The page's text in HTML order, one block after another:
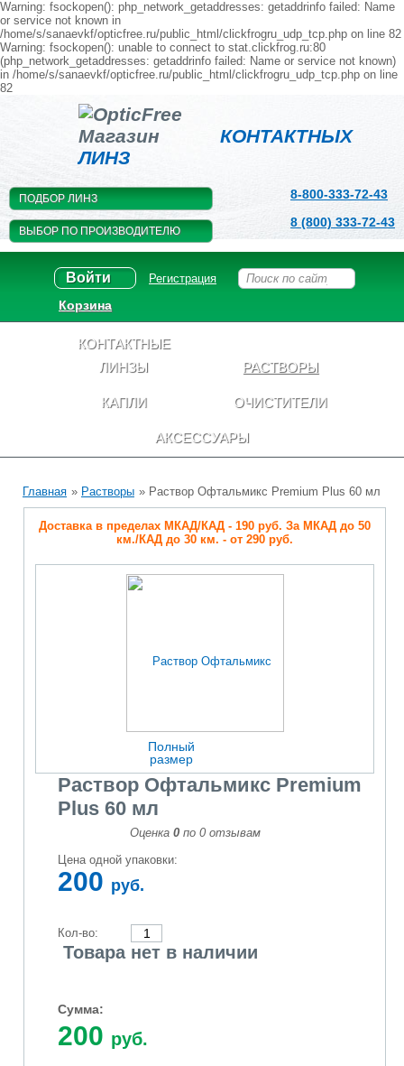
Warning: fsockopen(): php_network_getaddresses: getaddrinfo failed: Name
or service not known in
/home/s/sanaevkf/opticfree.ru/public_html/clickfrogru_udp_tcp.php on line 82
Warning: fsockopen(): unable to connect to stat.clickfrog.ru:80
(php_network_getaddresses: getaddrinfo failed: Name or service not known)
in /home/s/sanaevkf/opticfree.ru/public_html/clickfrogru_udp_tcp.php on line
82
Магазин КОНТАКТНЫХ
ЛИНЗ
ПОДБОР ЛИНЗ
ВЫБОР ПО ПРОИЗВОДИТЕЛЮ
8-800-333-72-43
8 (800) 333-72-43
Войти Регистрация
Корзина
КОНТАКТНЫЕ
ЛИНЗЫ
РАСТВОРЫ
КАПЛИ ОЧИСТИТЕЛИ
АКСЕССУАРЫ
Главная » Растворы » Раствор Офтальмикс Premium Plus 60 мл
Доставка в пределах МКАД/КАД - 190 руб. За МКАД до 50
км./КАД до 30 км. - от 290 руб.
Полный
размер
Раствор Офтальмикс Premium
Plus 60 мл
Оценка 0 по 0 отзывам
Цена одной упаковки:
200 руб.
Кол-во:
Товара нет в наличии
Сумма:
200 руб.